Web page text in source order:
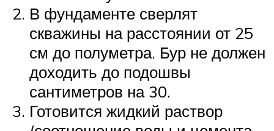
В фундаменте сверлят
скважины на расстоянии от 25
см до полуметра. Бур не должен
доходить до подошвы
сантиметров на 30.
Готовится жидкий раствор